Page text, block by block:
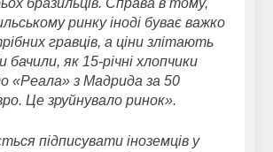
бразильців. Справа в тому,
ринку іноді буває важко
гравців, а ціни злітають
бачили, як 15-річні хлопчики
«Реала» з Мадрида за 50
Це зруйнувало ринок».
підписувати іноземців у